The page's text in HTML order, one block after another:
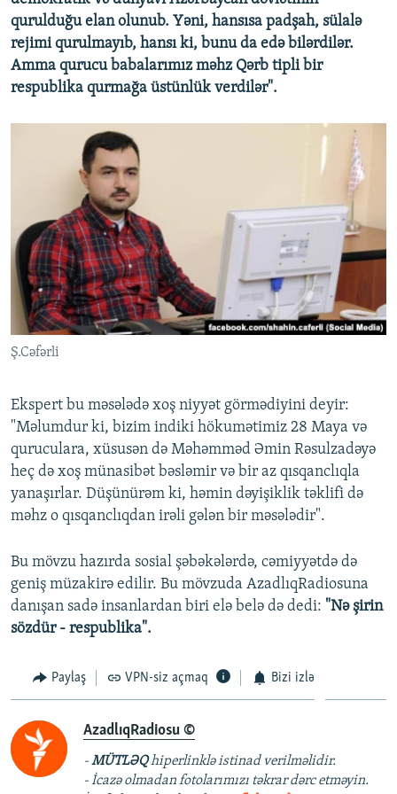
qurulduğu elan olunub. Yəni, hansısa padşah, sülalə
rejimi qurulmayıb, hansı ki, bunu da edə bilərdilər.
Amma qurucu babalarımız məhz Qərb tipli bir
respublika qurmağa üstünlük verdilər".
Ş.Cəfərli
Ekspert bu məsələdə xoş niyyət görmədiyini deyir:
"Məlumdur ki, bizim indiki hökumətimiz 28 Maya və
quruculara, xüsusən də Məhəmməd Əmin Rəsulzadəyə
heç də xoş münasibət bəsləmir və bir az qısqanclıqla
yanaşırlar. Düşünürəm ki, həmin dəyişiklik təklifi də
məhz o qısqanclıqdan irəli gələn bir məsələdir".
Bu mövzu hazırda sosial şəbəkələrdə, cəmiyyətdə də
geniş müzakirə edilir. Bu mövzuda AzadlıqRadiosuna
danışan sadə insanlardan biri elə belə də dedi: "Nə şirin
sözdür - respublika".
Paylaş VPN-siz açmaq Bizi izlə
AzadlıqRadiosu ©
-MÜTLƏQhiperlinklə istinad verilməlidir.
- İcazə olmadan fotolarımızı təkrar dərc etməyin.